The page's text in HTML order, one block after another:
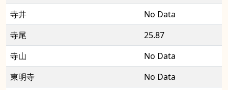
寺井
No Data
寺尾
25.87
寺山
No Data
東明寺
No Data